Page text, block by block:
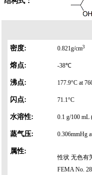
密度: 0.821g/cm3
熔点: -38℃
沸点: 177.9°C at
闪点: 71.1°C
水溶性: 0.1 g/100
蒸气压: 0.306mmHg
属性:
性状 无色有
FEMA No.